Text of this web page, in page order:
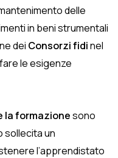
delle
in beni strumentali
dei Consorzi fidinel
le esigenze
la formazionesono
sollecita un
l’apprendistato